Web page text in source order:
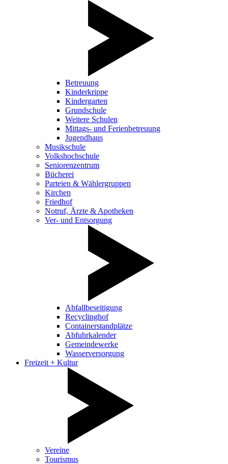
Betreuung
Kinderkrippe
Kindergarten
Grundschule
Weitere Schulen
Mittags- und Ferienbetreuung
Jugendhaus
Musikschule
Volkshochschule
Seniorenzentrum
Bücherei
Parteien & Wählergruppen
Kirchen
Friedhof
Notruf, Ärzte & Apotheken
Ver- und Entsorgung
Abfallbeseitigung
Recyclinghof
Containerstandplätze
Abfuhrkalender
Gemeindewerke
Wasserversorgung
Freizeit + Kultur
Vereine
Tourismus